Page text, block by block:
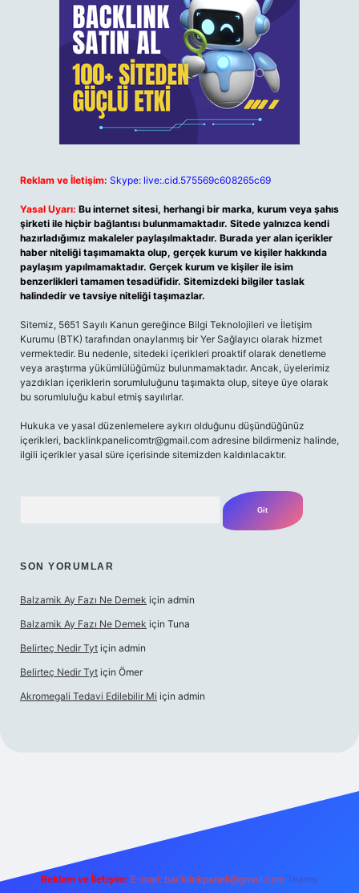
Reklam ve İletişim: Skype: live:.cid.575569c608265c69
Yasal Uyarı: Bu internet sitesi, herhangi bir marka, kurum veya şahıs
şirketi ile hiçbir bağlantısı bulunmamaktadır. Sitede yalnızca kendi
hazırladığımız makaleler paylaşılmaktadır. Burada yer alan içerikler
haber niteliği taşımamakta olup, gerçek kurum ve kişiler hakkında
paylaşım yapılmamaktadır. Gerçek kurum ve kişiler ile isim
benzerlikleri tamamen tesadüfidir. Sitemizdeki bilgiler taslak
halindedir ve tavsiye niteliği taşımazlar.
Sitemiz, 5651 Sayılı Kanun gereğince Bilgi Teknolojileri ve İletişim
Kurumu (BTK) tarafından onaylanmış bir Yer Sağlayıcı olarak hizmet
vermektedir. Bu nedenle, sitedeki içerikleri proaktif olarak denetleme
veya araştırma yükümlülüğümüz bulunmamaktadır. Ancak, üyelerimiz
yazdıkları içeriklerin sorumluluğunu taşımakta olup, siteye üye olarak
bu sorumluluğu kabul etmiş sayılırlar.
Hukuka ve yasal düzenlemelere aykırı olduğunu düşündüğünüz
içerikleri, backlinkpanelicomtr@gmail.com adresine bildirmeniz halinde,
ilgili içerikler yasal süre içerisinde sitemizden kaldırılacaktır.
SON YORUMLAR
Balzamik Ay Fazı Ne Demek için admin
Balzamik Ay Fazı Ne Demek için Tuna
Belirteç Nedir Tyt için admin
Belirteç Nedir Tyt için Ömer
Akromegali Tedavi Edilebilir Mi için admin
Reklam ve İletişim: E-mail: backlinkpaneli@gmail.com Teams: